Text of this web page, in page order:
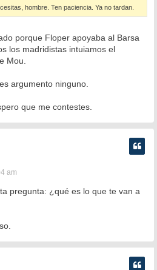
hombre. Ten paciencia. Ya no tardan.
porque Floper apoyaba al Barsa
los madridistas intuiamos el
Mou.
argumento ninguno.
que me contestes.
am
pregunta: ¿qué es lo que te van a